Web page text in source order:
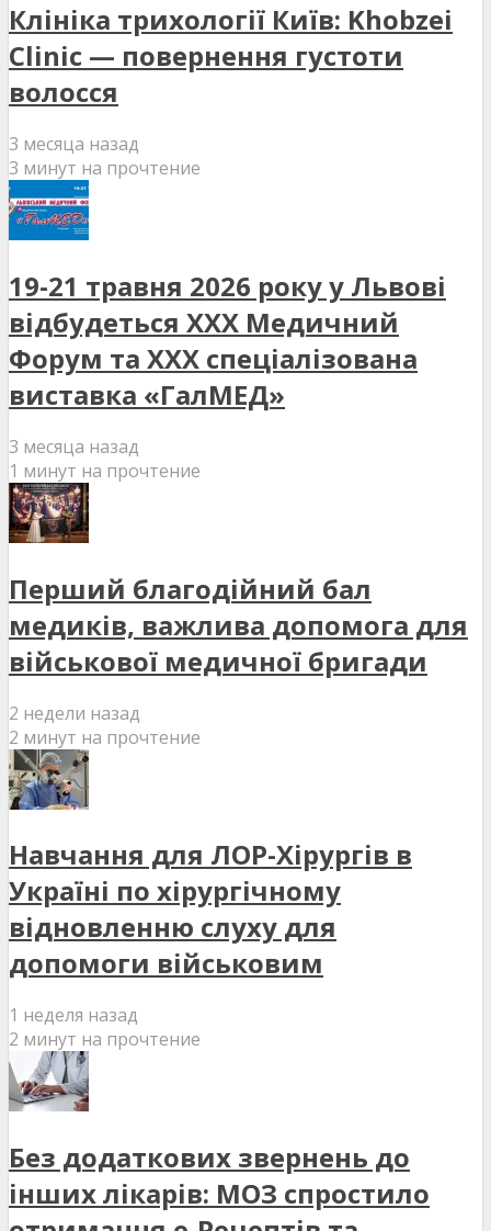
Клініка трихології Київ: Khobzei
Clinic — повернення густоти
волосся
3 месяца назад
3 минут на прочтение
19-21 травня 2026 року у Львові
відбудеться XXX Медичний
Форум та XXX спеціалізована
виставка «ГалМЕД»
3 месяца назад
1 минут на прочтение
Перший благодійний бал
медиків, важлива допомога для
військової медичної бригади
2 недели назад
2 минут на прочтение
Навчання для ЛОР-Хірургів в
Україні по хірургічному
відновленню слуху для
допомоги військовим
1 неделя назад
2 минут на прочтение
Без додаткових звернень до
інших лікарів: МОЗ спростило